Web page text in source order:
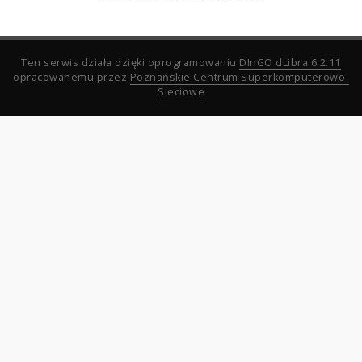
Ten serwis działa dzięki oprogramowaniu DInGO dLibra 6.2.11
opracowanemu przez Poznańskie Centrum Superkomputerowo-
Sieciowe